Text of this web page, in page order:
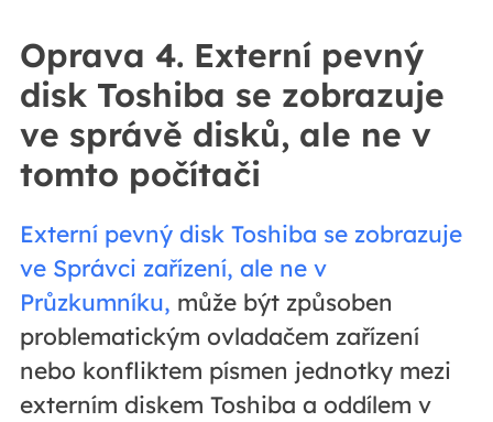
Oprava 4. Externí pevný
disk Toshiba se zobrazuje
ve správě disků, ale ne v
tomto počítači
Externí pevný disk Toshiba se zobrazuje
ve Správci zařízení, ale ne v
Průzkumníku, může být způsoben
problematickým ovladačem zařízení
nebo konfliktem písmen jednotky mezi
externím diskem Toshiba a oddílem v